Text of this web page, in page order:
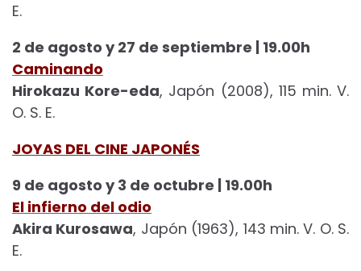
E.
2 de agosto y 27 de septiembre | 19.00h
Caminando
Hirokazu Kore-eda, Japón (2008), 115 min. V.
O. S. E.
JOYAS DEL CINE JAPONÉS
9 de agosto y 3 de octubre | 19.00h
El infierno del odio
Akira Kurosawa, Japón (1963), 143 min. V. O. S.
E.